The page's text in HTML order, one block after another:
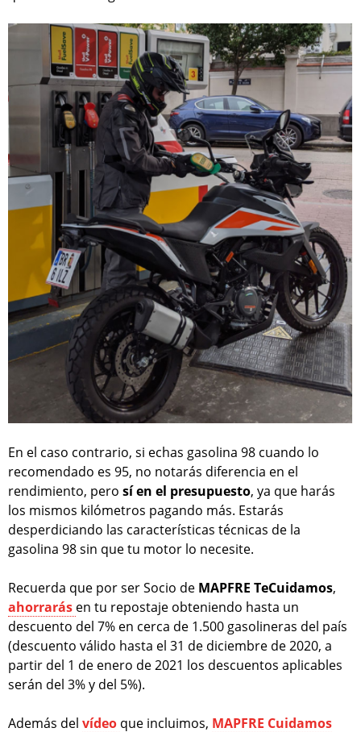
En el caso contrario, si echas gasolina 98 cuando lo
recomendado es 95, no notarás diferencia en el
rendimiento, pero sí en el presupuesto, ya que harás
los mismos kilómetros pagando más. Estarás
desperdiciando las características técnicas de la
gasolina 98 sin que tu motor lo necesite.
Recuerda que por ser Socio de MAPFRE TeCuidamos,
ahorrarás en tu repostaje obteniendo hasta un
descuento del 7% en cerca de 1.500 gasolineras del país
(descuento válido hasta el 31 de diciembre de 2020, a
partir del 1 de enero de 2021 los descuentos aplicables
serán del 3% y del 5%).
Además del vídeo que incluimos, MAPFRE Cuidamos